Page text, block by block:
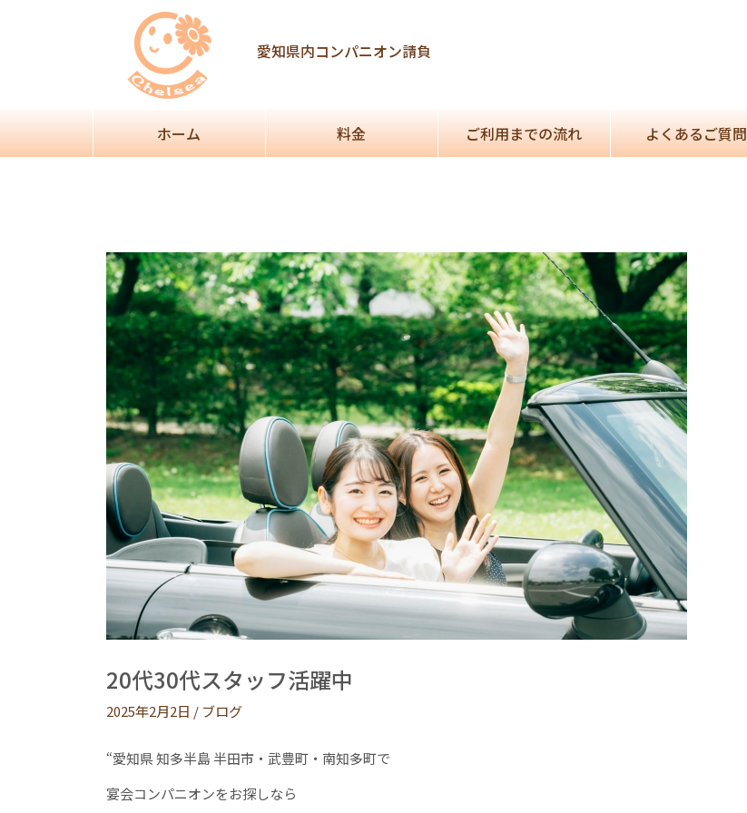
愛知県内コンパニオン請負
ホーム 料金 ご利用までの流れ よくあるご質問
20代30代スタッフ活躍中
2025年2月2日 / ブログ
“愛知県 知多半島 半田市・武豊町・南知多町で
宴会コンパニオンをお探しなら